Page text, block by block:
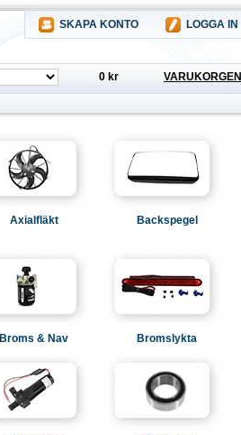
SKAPA KONTO LOGGA IN
0 kr VARUKORGEN
Axialfläkt Backspegel
Broms & Nav Bromslykta